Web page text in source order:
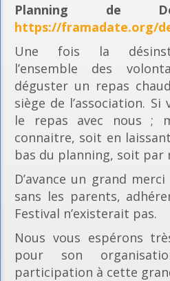
Planning de
https://framadate.org/
Une fois la
l’ensemble des
déguster un repas
siège de l’association.
le repas avec nous ;
connaitre, soit en
bas du planning, soit par
D’avance un grand
sans les parents,
Festival n’existerait pas.
Nous vous espérons
pour son
participation à cette